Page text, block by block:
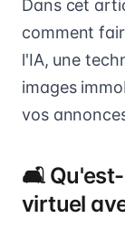
Dans cet
comment
l'IA, une
images
vos
🛋️ Qu'est-
virtuel